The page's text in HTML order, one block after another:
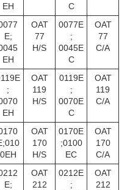
EH
C
E;
EH
OAT
77
H/S
0077E
;
0045E
C
OAT
77
C/A
;
EH
OAT
119
H/S
0119E
;
0070E
C
OAT
119
C/A
0EH
OAT
170
H/S
0170E
;0100
EC
OAT
170
C/A
E;
OAT
212
0212E
;
OAT
212